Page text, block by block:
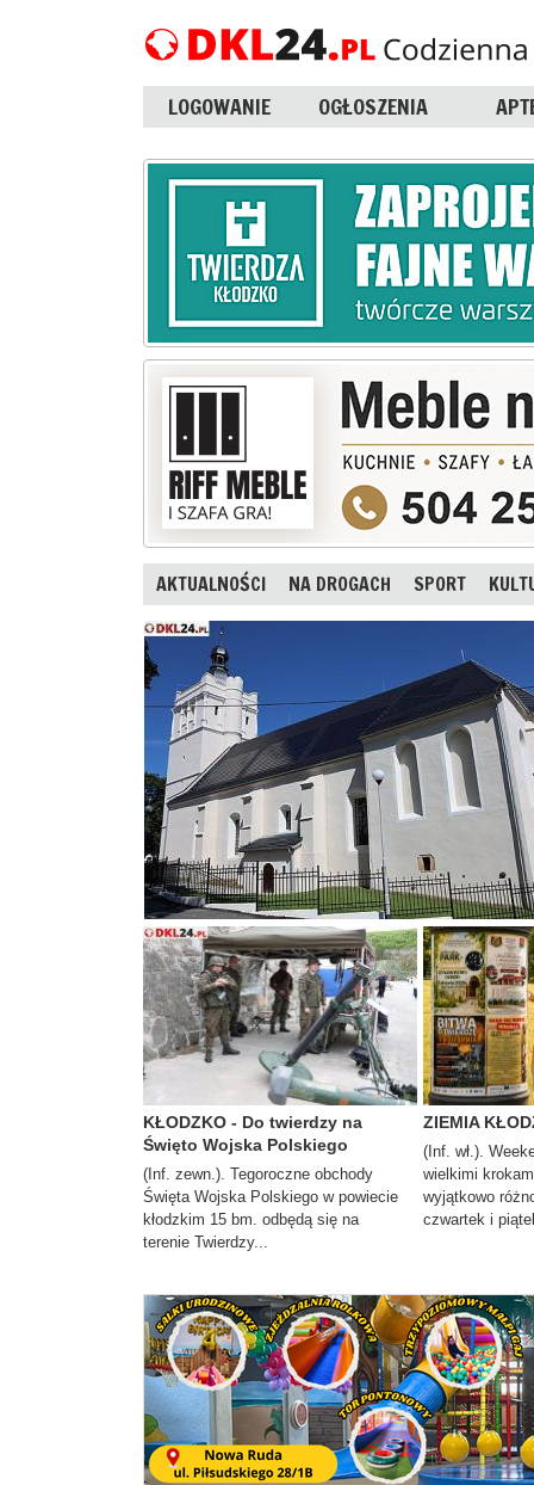
LOGOWANIE OGŁOSZENIA
AKTUALNOŚCI NA DROGACH SPORT
KŁODZKO - Do twierdzy na
Święto Wojska Polskiego
(Inf. zewn.). Tegoroczne obchody
Święta Wojska Polskiego w powiecie
kłodzkim 15 bm. odbędą się na
terenie Twierdzy...
ZIEMIA
(Inf. wł.).
wielkimi
wyjątkowo
czwartek i